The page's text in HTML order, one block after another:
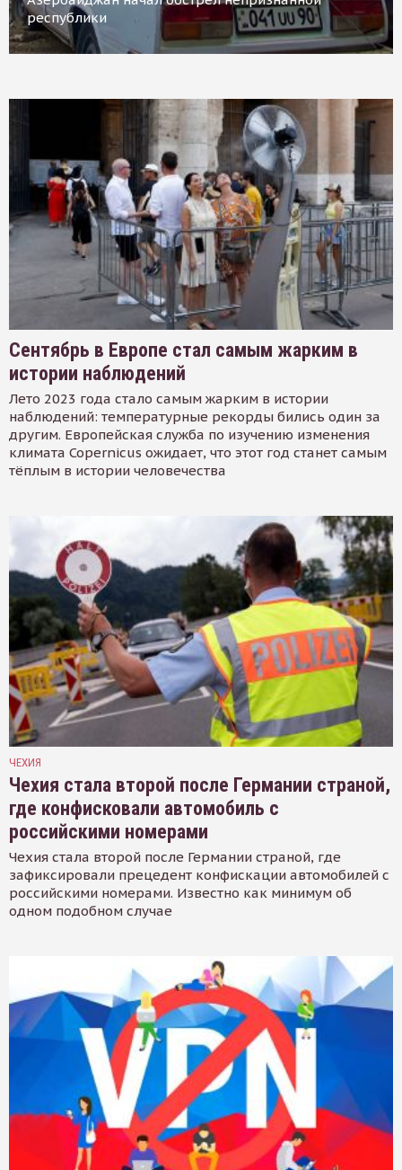
республики
Сентябрь в Европе стал самым жарким в
истории наблюдений
Лето 2023 года стало самым жарким в истории
наблюдений: температурные рекорды бились один за
другим. Европейская служба по изучению изменения
климата Copernicus ожидает, что этот год станет самым
тёплым в истории человечества
ЧЕХИЯ
Чехия стала второй после Германии страной,
где конфисковали автомобиль с
российскими номерами
Чехия стала второй после Германии страной, где
зафиксировали прецедент конфискации автомобилей с
российскими номерами. Известно как минимум об
одном подобном случае